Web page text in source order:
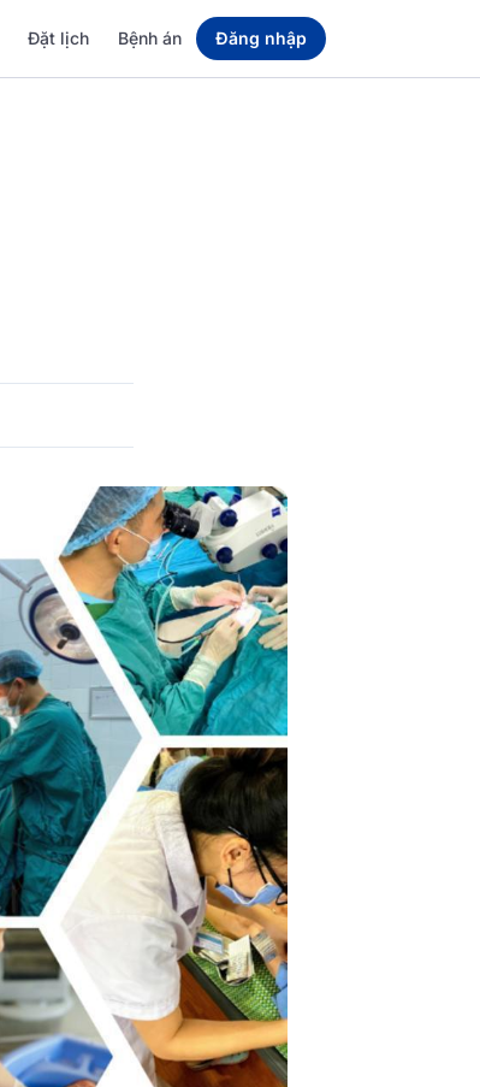
Đặt lịch Bệnh án Đăng nhập